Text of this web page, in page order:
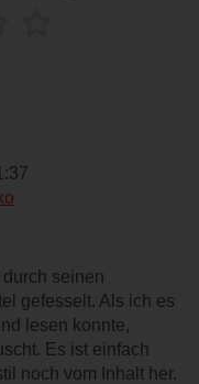
seinen
gefesselt. Als ich es
lesen konnte,
Es ist einfach
noch vom Inhalt her.